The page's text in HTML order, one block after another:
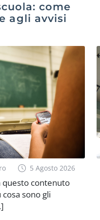
come
agli avvisi
5 Agosto 2026
questo contenuto
sono gli